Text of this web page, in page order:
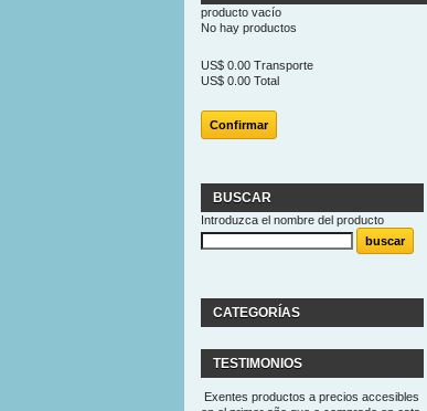
producto vacío
No hay productos
US$ 0.00 Transporte
US$ 0.00 Total
Confirmar
BUSCAR
Introduzca el nombre del producto
CATEGORÍAS
TESTIMONIOS
Exentes productos a precios accesibles